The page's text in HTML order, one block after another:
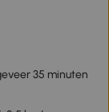
35 minuten